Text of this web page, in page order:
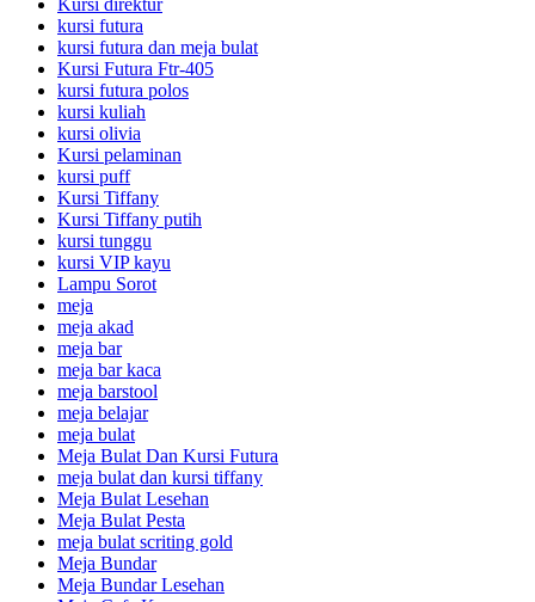
kursi futura
kursi futura dan meja bulat
Kursi Futura Ftr-405
kursi futura polos
kursi kuliah
kursi olivia
Kursi pelaminan
kursi puff
Kursi Tiffany
Kursi Tiffany putih
kursi tunggu
kursi VIP kayu
Lampu Sorot
meja
meja akad
meja bar
meja bar kaca
meja barstool
meja belajar
meja bulat
Meja Bulat Dan Kursi Futura
meja bulat dan kursi tiffany
Meja Bulat Lesehan
Meja Bulat Pesta
meja bulat scriting gold
Meja Bundar
Meja Bundar Lesehan